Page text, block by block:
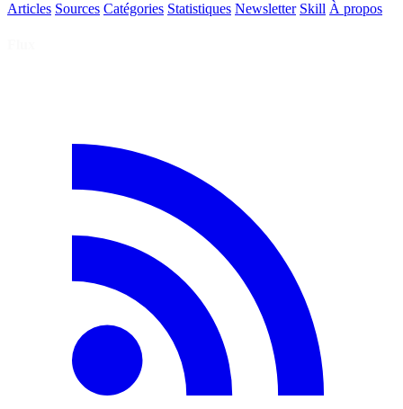
Articles Sources Catégories Statistiques Newsletter Skill À propos